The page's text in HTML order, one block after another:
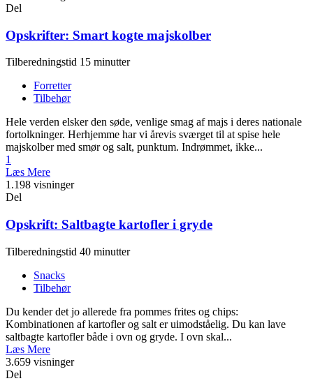
Del
Opskrifter: Smart kogte majskolber
Tilberedningstid 15 minutter
Forretter
Tilbehør
Hele verden elsker den søde, venlige smag af majs i deres nationale
fortolkninger. Herhjemme har vi årevis sværget til at spise hele
majskolber med smør og salt, punktum. Indrømmet, ikke...
1
Læs Mere
1.198 visninger
Del
Opskrift: Saltbagte kartofler i gryde
Tilberedningstid 40 minutter
Snacks
Tilbehør
Du kender det jo allerede fra pommes frites og chips:
Kombinationen af kartofler og salt er uimodståelig. Du kan lave
saltbagte kartofler både i ovn og gryde. I ovn skal...
Læs Mere
3.659 visninger
Del